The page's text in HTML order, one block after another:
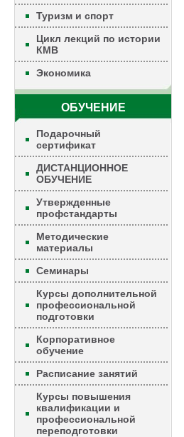
Туризм и спорт
Цикл лекций по истории
КМВ
Экономика
ОБУЧЕНИЕ
Подарочный
сертификат
ДИСТАНЦИОННОЕ
ОБУЧЕНИЕ
Утвержденные
профстандарты
Методические
материалы
Семинары
Курсы дополнительной
профессиональной
подготовки
Корпоративное
обучение
Расписание занятий
Курсы повышения
квалификации и
профессиональной
переподготовки